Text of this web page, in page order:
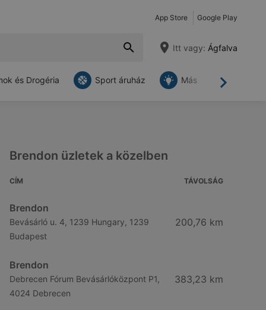
App Store Google Play
Itt vagy: Ágfalva
Tovább
és Drogéria Sport áruház Más
Brendon üzletek a közelben
CÍM TÁVOLSÁG
Brendon
Bevásárló u. 4, 1239 Hungary, 1239
Budapest
200,76 km
Brendon
Debrecen Fórum Bevásárlóközpont P1,
4024 Debrecen
383,23 km